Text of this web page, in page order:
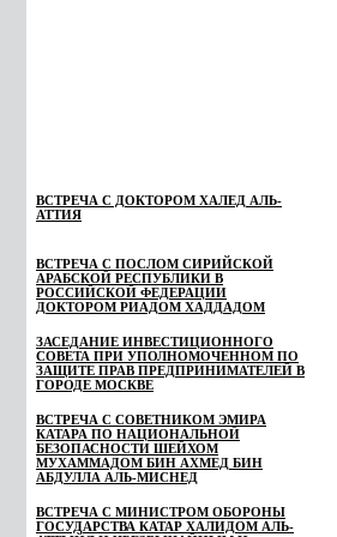
ВСТРЕЧА С ДОКТОРОМ ХАЛЕД АЛЬ-
АТТИЯ
ВСТРЕЧА С ПОСЛОМ СИРИЙСКОЙ
АРАБСКОЙ РЕСПУБЛИКИ В
РОССИЙСКОЙ ФЕДЕРАЦИИ
ДОКТОРОМ РИАДОМ ХАДДАДОМ
ЗАСЕДАНИЕ ИНВЕСТИЦИОННОГО
СОВЕТА ПРИ УПОЛНОМОЧЕННОМ ПО
ЗАЩИТЕ ПРАВ ПРЕДПРИНИМАТЕЛЕЙ В
ГОРОДЕ МОСКВЕ
ВСТРЕЧА С СОВЕТНИКОМ ЭМИРА
КАТАРА ПО НАЦИОНАЛЬНОЙ
БЕЗОПАСНОСТИ ШЕЙХОМ
МУХАММАДОМ БИН АХМЕД БИН
АБДУЛЛА АЛЬ-МИСНЕД
ВСТРЕЧА С МИНИСТРОМ ОБОРОНЫ
ГОСУДАРСТВА КАТАР ХАЛИДОМ АЛЬ-